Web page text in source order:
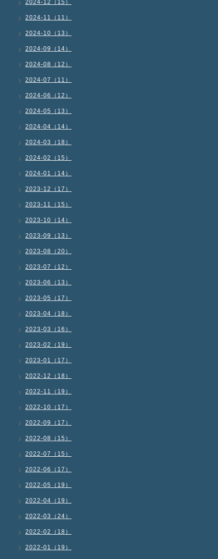
2024-12（15）
2024-11（11）
2024-10（13）
2024-09（14）
2024-08（12）
2024-07（11）
2024-06（12）
2024-05（13）
2024-04（14）
2024-03（18）
2024-02（15）
2024-01（14）
2023-12（17）
2023-11（15）
2023-10（14）
2023-09（13）
2023-08（20）
2023-07（12）
2023-06（13）
2023-05（17）
2023-04（18）
2023-03（16）
2023-02（19）
2023-01（17）
2022-12（18）
2022-11（19）
2022-10（17）
2022-09（17）
2022-08（15）
2022-07（15）
2022-06（17）
2022-05（19）
2022-04（19）
2022-03（24）
2022-02（18）
2022-01（19）